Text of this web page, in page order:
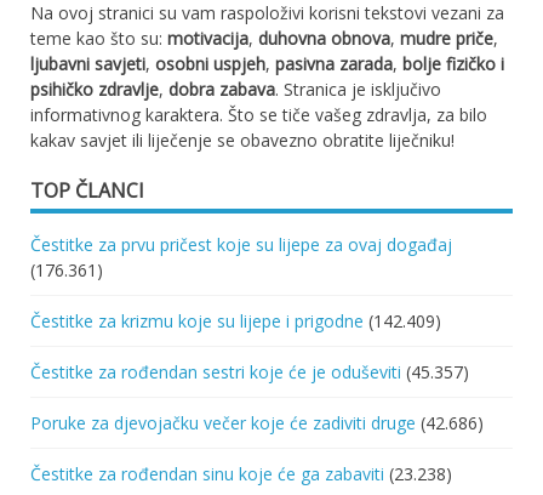
Na ovoj stranici su vam raspoloživi korisni tekstovi vezani za
teme kao što su: motivacija, duhovna obnova, mudre priče,
ljubavni savjeti, osobni uspjeh, pasivna zarada, bolje fizičko i
psihičko zdravlje, dobra zabava. Stranica je isključivo
informativnog karaktera. Što se tiče vašeg zdravlja, za bilo
kakav savjet ili liječenje se obavezno obratite liječniku!
TOP ČLANCI
Čestitke za prvu pričest koje su lijepe za ovaj događaj
(176.361)
Čestitke za krizmu koje su lijepe i prigodne (142.409)
Čestitke za rođendan sestri koje će je oduševiti (45.357)
Poruke za djevojačku večer koje će zadiviti druge (42.686)
Čestitke za rođendan sinu koje će ga zabaviti (23.238)